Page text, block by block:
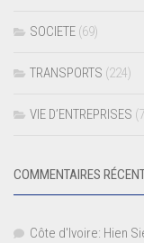
SOCIETE (69)
TRANSPORTS (224)
VIE D’ENTREPRISES
COMMENTAIRES
Côte d'Ivoire: Hien